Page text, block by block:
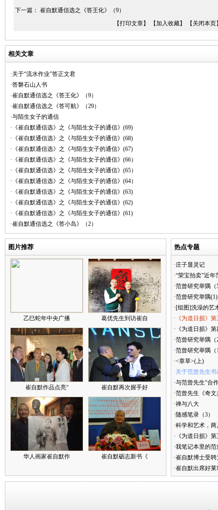
下一篇： 崔自默通信选之《答王化》（9）
【打印文章】
【加入收藏】 【关闭本页
相关文章
·关于“流水作业”答正文君
·答磐石山人书
·崔自默通信选之《答王化》（9）
·崔自默通信选之《答可航》（29）
·与陌生女子的通信
·《崔自默通信选》之《与陌生女子的通信》(69)
·《崔自默通信选》之《与陌生女子的通信》(68)
·《崔自默通信选》之《与陌生女子的通信》(67)
·《崔自默通信选》之《与陌生女子的通信》(66）
·《崔自默通信选》之《与陌生女子的通信》(65）
·《崔自默通信选》之《与陌生女子的通信》(64）
·《崔自默通信选》之《与陌生女子的通信》(63)
·《崔自默通信选》之《与陌生女子的通信》(62)
·《崔自默通信选》之《与陌生女子的通信》(61)
·崔自默通信选之《答小岛》（2）
图片推荐
乙巳蛇年中央广播 葛优先生到访崔自
崔自默作品点亮“ 崔自默再次握手好
华人画家崔自默作 崔自默砺志新书《
热点专题
·庄子显灵记
·“荣宝拍卖”近
·范曾研究举隅（
·范曾研究举隅(1)
·[组图]洗澡的艺
·《为道日损》
·《为道日损》
·范曾研究举隅（
·范曾研究举隅（
·<章草>(上)
·关于范曾先生
·与范曾先生“合
·范曾先生《奇
·禅与八大
·随感笔录（3）
·科学和艺术，
·《为道日损》
·我笔记本里的
·崔自默博士受
·崔自默出席好